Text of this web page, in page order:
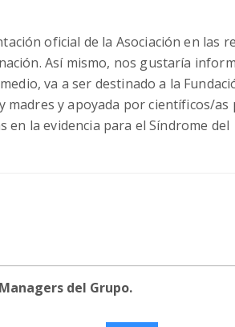
oficial de la Asociación en las
Así mismo, nos gustaría
va a ser destinado a la
madres y apoyada por científicos/as
la evidencia para el Síndrome del
del Grupo.